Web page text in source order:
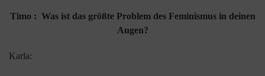
Timo : Was ist das größte Problem des Feminismus in deinen
Augen?
Karla: